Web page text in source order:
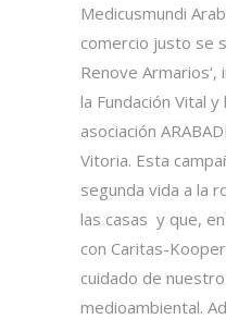
Medicusmundi
comercio justo se
Renove
la Fundación Vital y
asociación
Vitoria. Esta
segunda vida a la
las casas y que,
con Caritas-
cuidado de
medioambiental.